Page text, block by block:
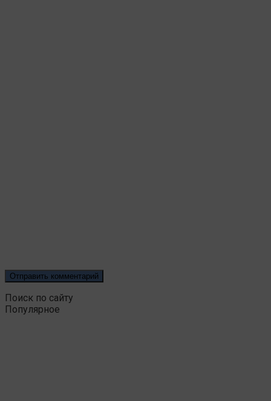
Поиск по сайту
Популярное